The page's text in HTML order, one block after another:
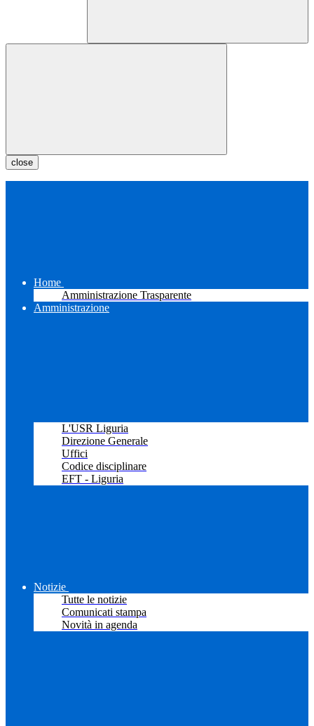
close
Home
Amministrazione Trasparente
Amministrazione
L'USR Liguria
Direzione Generale
Uffici
Codice disciplinare
EFT - Liguria
Notizie
Tutte le notizie
Comunicati stampa
Novità in agenda